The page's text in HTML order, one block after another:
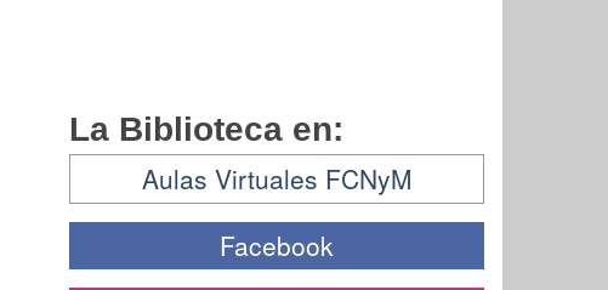
La Biblioteca en:
Aulas Virtuales FCNyM
Facebook